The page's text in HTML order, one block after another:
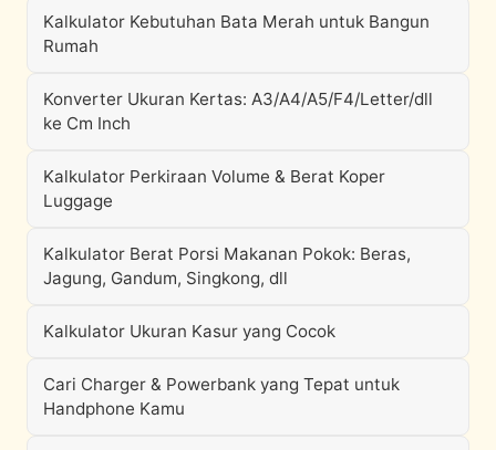
Kalkulator Kebutuhan Bata Merah untuk Bangun
Rumah
Konverter Ukuran Kertas: A3/A4/A5/F4/Letter/dll
ke Cm Inch
Kalkulator Perkiraan Volume & Berat Koper
Luggage
Kalkulator Berat Porsi Makanan Pokok: Beras,
Jagung, Gandum, Singkong, dll
Kalkulator Ukuran Kasur yang Cocok
Cari Charger & Powerbank yang Tepat untuk
Handphone Kamu